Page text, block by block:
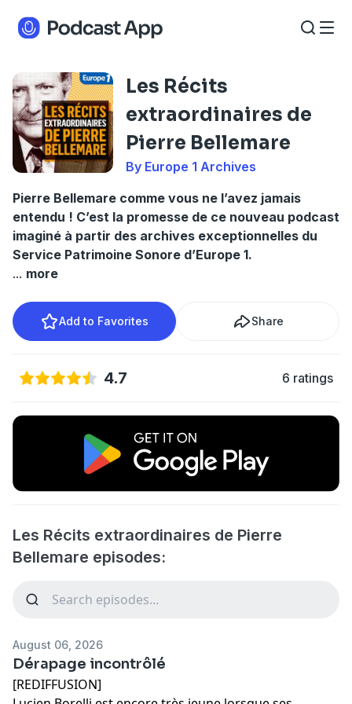
Les Récits
extraordinaires de
Pierre Bellemare
By Europe 1 Archives
Pierre Bellemare comme vous ne l’avez jamais
entendu ! C’est la promesse de ce nouveau podcast
imaginé à partir des archives exceptionnelles du
Service Patrimoine Sonore d’Europe 1.
... more
Add to Favorites Share
4.7 6 ratings
Les Récits extraordinaires de Pierre
Bellemare episodes:
August 06, 2026
Dérapage incontrôlé
[REDIFFUSION]